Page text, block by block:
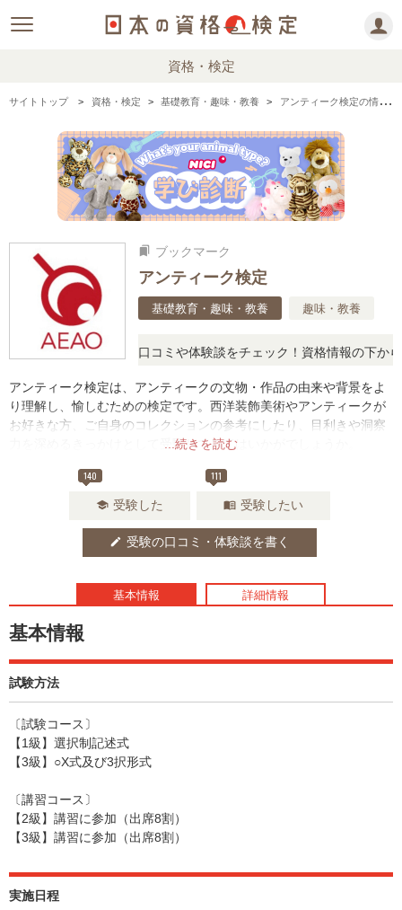
資格・検定
サイトトップ 資格・検定 基礎教育・趣味・教養 アンティーク検定の情報まとめ
bookmarks ブックマーク
アンティーク検定
基礎教育・趣味・教養 趣味・教養
ったら、リアルな口コミや体験談をチェック！資格情報の下からお
...続きを読む
アンティーク検定は、アンティークの文物・作品の由来や背景をよ
り理解し、愉しむための検定です。西洋装飾美術やアンティークが
お好きな方、ご自身のコレクションの参考にしたり、目利きや洞察
力を深めるきっかけとして受験してみてはいかがでしょうか。
140
school 受験した
111
menu_book 受験したい
edit 受験の口コミ・体験談を書く
基本情報 詳細情報
基本情報
試験方法
〔試験コース〕
【1級】選択制記述式
【3級】○X式及び3択形式
〔講習コース〕
【2級】講習に参加（出席8割）
【3級】講習に参加（出席8割）
実施日程